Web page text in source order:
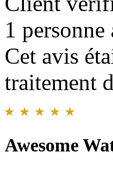
1
Cet avis
traitement
Awesome